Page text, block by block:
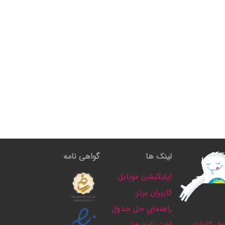
لینک ها
اپلیکیشن موبایل
کاربران برتر
راهنمای حل جدول
گواهی نامه